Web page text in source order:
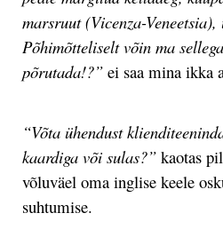
marsruut (Vicenza-Veneetsia),
Põhimõtteliselt võin ma
põrutada!?”ei saa mina ikka
“Võta ühendust
kaardiga või sulas?”kaotas
võluväel oma inglise keele
suhtumise.